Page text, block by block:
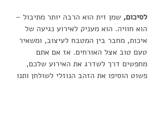
לסיכום, שמן זית הוא הרבה יותר מתיבול –
הוא חוויה. הוא מעניק לאירוע נגיעה של
איכות, מחבר בין המטבח לעיצוב, ומשאיר
טעם טוב אצל האורחים. אז אם אתם
מחפשים דרך לשדרג את האירוע שלכם,
פשוט הוסיפו את הזהב הנוזלי לשולחן ותנו